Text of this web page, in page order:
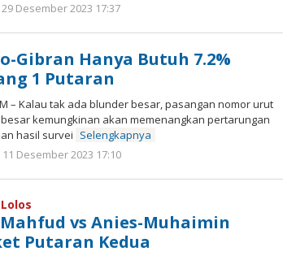
29 Desember 2023 17:37
Jackson
Gibran Hanya Butuh 7.2%
1 Putaran
– Kalau tak ada blunder besar, pasangan nomor urut
kemungkinan akan memenangkan pertarungan
hasil survei Selengkapnya
Desember 2023 17:10
Jackson
vs Anies-Muhaimin
Putaran Kedua